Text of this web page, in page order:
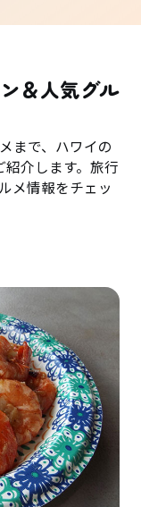
＆人気グル
まで、ハワイの
紹介します。旅行
メ情報をチェッ